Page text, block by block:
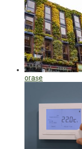
orașe